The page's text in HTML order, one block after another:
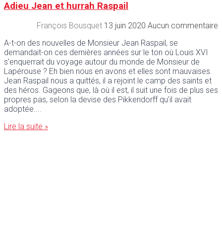
Adieu Jean et hurrah Raspail
François Bousquet 13 juin 2020 Aucun commentaire
A-t-on des nouvelles de Monsieur Jean Raspail, se
demandait-on ces dernières années sur le ton où Louis XVI
s’enquerrait du voyage autour du monde de Monsieur de
Lapérouse ? Eh bien nous en avons et elles sont mauvaises.
Jean Raspail nous a quittés, il a rejoint le camp des saints et
des héros. Gageons que, là où il est, il suit une fois de plus ses
propres pas, selon la devise des Pikkendorff qu’il avait
adoptée.
Lire la suite »